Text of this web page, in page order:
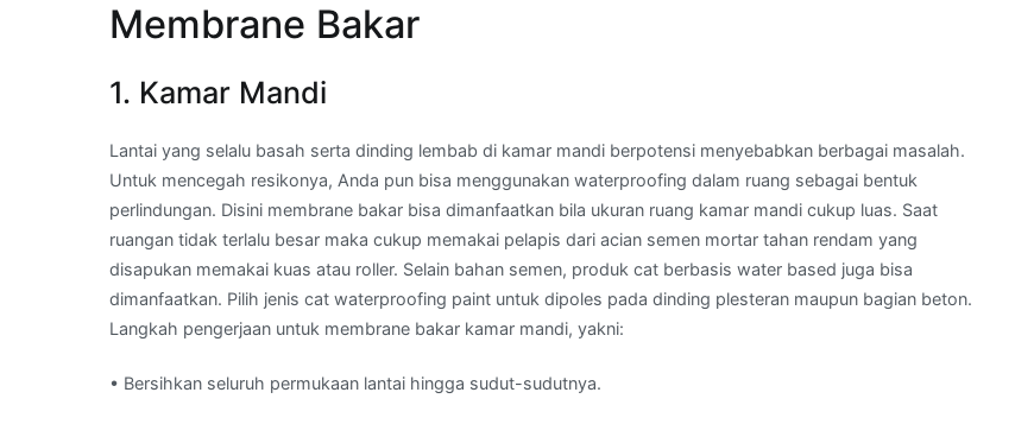
Membrane Bakar
1. Kamar Mandi
Lantai yang selalu basah serta dinding lembab di kamar mandi berpotensi menyebabkan berbagai masalah.
Untuk mencegah resikonya, Anda pun bisa menggunakan waterproofing dalam ruang sebagai bentuk
perlindungan. Disini membrane bakar bisa dimanfaatkan bila ukuran ruang kamar mandi cukup luas. Saat
ruangan tidak terlalu besar maka cukup memakai pelapis dari acian semen mortar tahan rendam yang
disapukan memakai kuas atau roller. Selain bahan semen, produk cat berbasis water based juga bisa
dimanfaatkan. Pilih jenis cat waterproofing paint untuk dipoles pada dinding plesteran maupun bagian beton.
Langkah pengerjaan untuk membrane bakar kamar mandi, yakni:
• Bersihkan seluruh permukaan lantai hingga sudut-sudutnya.